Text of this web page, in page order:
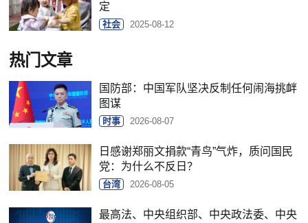
定
社会 2025-08-12
热门文章
国防部：中国军队坚决反制任何闹海挑衅
图谋
时事 2026-08-07
日感谢郑丽文捐款“青鸟”气炸，质问国民
党：为什么不反日？
台湾 2026-08-05
最高法、中央组织部、中央政法委、中央